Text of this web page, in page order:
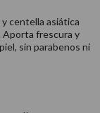
centella asiática
Aporta frescura y
sin parabenos ni